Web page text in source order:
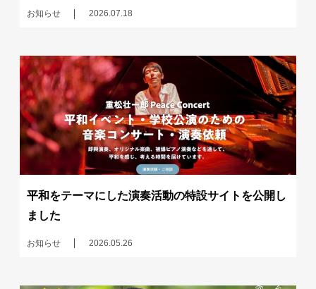
お知らせ 2026.07.18
平和をテーマにした演奏活動の特設サイトを公開し
ました
お知らせ 2026.05.26